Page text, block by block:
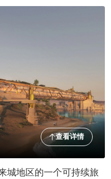
查看详情
城地区的一个可持续旅